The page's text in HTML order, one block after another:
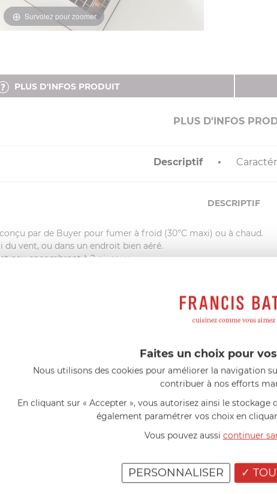
Survolez pour zoomer
PLUS D'INFOS PRODUIT
PLUS D'INFOS
Descriptif
DESCRIPTIF
par de Buyer pour fumer à froid (30°C maxi) ou à chaud.
du vent, ou dans un endroit bien aéré.
peu encombrant à 2 niveaux.
couvercle dans laquelle les aliments sont disposés pour être
l’enceinte de fumage.
la température.
de fumage au fourneau.
la température de fumage : plus l’enceinte de fumage est
500gr. de sciure de hêtre spéciale fumage ainsi qu’une notice
AIDE AU CHOIX
AVIS CLIENT
Faites un choix pour
Nous utilisons des cookies pour améliorer la navigation
contribuer à nos efforts
En cliquant sur « Accepter », vous autorisez ainsi le stockage
également paramétrer vos choix en
Vous pouvez aussi continuer
PERSONNALISER